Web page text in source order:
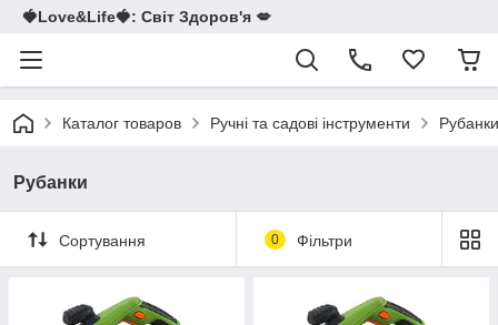
🍓Love&Life🍓: Світ Здоров'я 💋
Каталог товаров Ручні та садові інструменти Рубанки
Рубанки
Сортування 0 Фільтри